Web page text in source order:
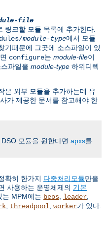
file
링크할 모듈 목록에 추가한다.
module-type에서 모듈
기때문에 그곳에 소스파일이 있
configure는 module-file이
파일을 module-type 하위디렉
은 외부 모듈을 추가하는데 유
가 제공한 문서를 참고해야 한
모듈을 원한다면 apxs를
확히 한가지 다중처리모듈만을
사용하는 운영체제의 기본
는 MPM에는 beos leader
threadpool worker가 있다.